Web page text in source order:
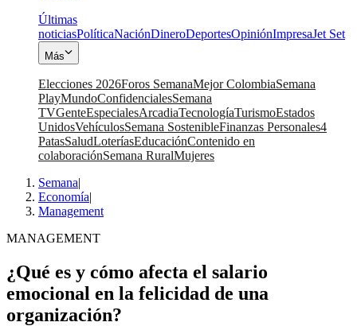
Últimas
noticiasPolíticaNaciónDineroDeportesOpiniónImpresaJet Set
Más
Elecciones 2026Foros SemanaMejor ColombiaSemana
PlayMundoConfidencialesSemana
TVGenteEspecialesArcadiaTecnologíaTurismoEstados
UnidosVehículosSemana SostenibleFinanzas Personales4
PatasSaludLoteríasEducaciónContenido en
colaboraciónSemana RuralMujeres
Semana|
Economía|
Management
MANAGEMENT
¿Qué es y cómo afecta el salario
emocional en la felicidad de una
organización?